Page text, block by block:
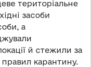
територіальне
засоби
а
й стежили за
карантину.